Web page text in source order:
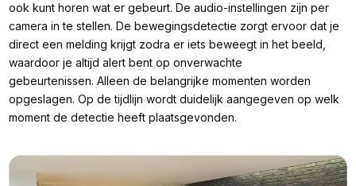
ook kunt horen wat er gebeurt. De audio-instellingen zijn per
camera in te stellen. De bewegingsdetectie zorgt ervoor dat je
direct een melding krijgt zodra er iets beweegt in het beeld,
waardoor je altijd alert bent op onverwachte
gebeurtenissen. Alleen de belangrijke momenten worden
opgeslagen. Op de tijdlijn wordt duidelijk aangegeven op welk
moment de detectie heeft plaatsgevonden.